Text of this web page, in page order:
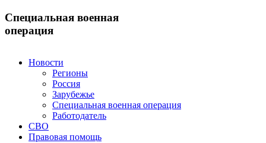
Специальная военная
операция
Новости
Регионы
Россия
Зарубежье
Специальная военная операция
Работодатель
СВО
Правовая помощь